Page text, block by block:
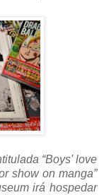
“Boys' love
show on manga”
irá hospedar